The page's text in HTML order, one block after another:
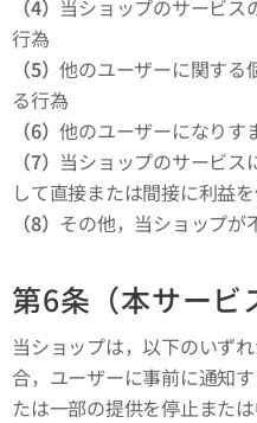
（4） 当ショップのサービス
行為
（5）他のユーザーに関する
る行為
（6）他のユーザーになりす
（7） 当ショップのサービス
して直接または間接に利益
（8） その他，当ショップが
第6条（本サービ
当ショップは，以下のいず
合，ユーザーに事前に通知
たは一部の提供を停止また